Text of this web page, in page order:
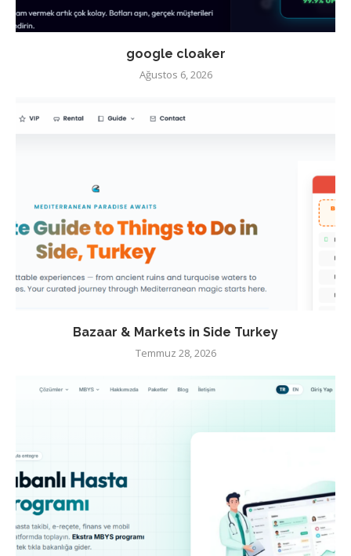
google cloaker
Ağustos 6, 2026
Bazaar & Markets in Side Turkey
Temmuz 28, 2026